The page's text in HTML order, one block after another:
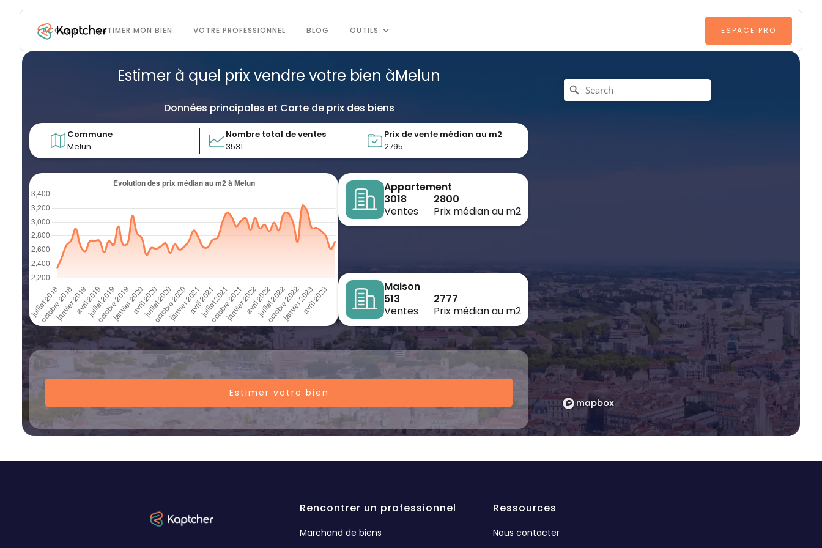
ACCUEIL ESTIMER MON BIEN VOTRE PROFESSIONNEL BLOG OUTILS ESPACE PRO
Estimer à quel prix vendre votre bien àMelun
Données principales et Carte de prix des biens
Commune
Melun
Nombre total de ventes
3531
Prix de vente médian au m2
2795
Appartement
3018
Ventes
2800
Prix médian au m2
Maison
513
Ventes
2777
Prix médian au m2
Estimer votre bien
Rencontrer un professionnel
Marchand de biens
Ressources
Nous contacter